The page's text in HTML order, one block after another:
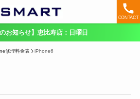
CONTACT
のお知らせ】恵比寿店：日曜日
修理料金表 iPhone6